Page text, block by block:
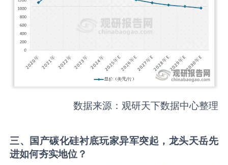
数据来源：观研天下数据中心整理
三、 国产碳化硅衬底玩家异军突起，龙头天岳先
进如何夯实地位？